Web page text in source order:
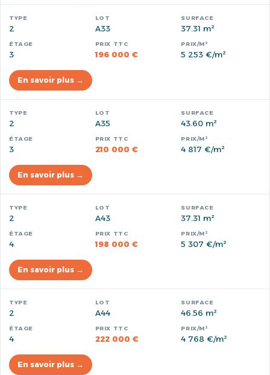
2 A33 37.31 m²
3 196 000 € 5 253 €/m²
En savoir plus →
2 A35 43.60 m²
3 210 000 € 4 817 €/m²
En savoir plus →
2 A43 37.31 m²
4 198 000 € 5 307 €/m²
En savoir plus →
2 A44 46.56 m²
4 222 000 € 4 768 €/m²
En savoir plus →